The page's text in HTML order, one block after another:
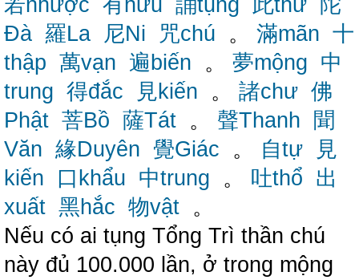
Đà 羅La 尼Ni 咒chú 。 滿mãn 十
thập 萬vạn 遍biến 。 夢mộng 中
trung 得đắc 見kiến 。 諸chư 佛
Phật 菩Bồ 薩Tát 。 聲Thanh
聞
Văn 緣Duyên 覺Giác 。 自tự
見
kiến
口khẩu 中trung 。 吐thổ 出
xuất 黑hắc 物vật 。
Nếu có ai tụng Tổng Trì thần chú
này đủ 100.000 lần, ở trong mộng